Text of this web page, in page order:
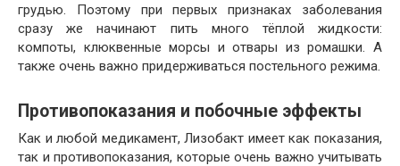
грудью. Поэтому при первых признаках заболевания
сразу же начинают пить много тёплой жидкости:
компоты, клюквенные морсы и отвары из ромашки. А
также очень важно придерживаться постельного режима.
Противопоказания и побочные эффекты
Как и любой медикамент, Лизобакт имеет как показания,
так и противопоказания, которые очень важно учитывать